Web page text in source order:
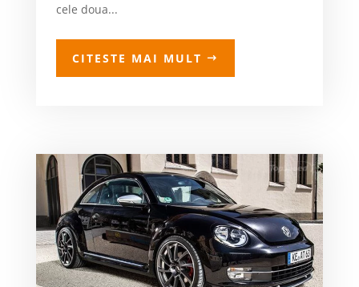
cele doua...
CITESTE MAI MULT